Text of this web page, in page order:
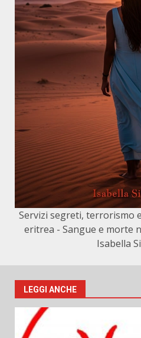
Servizi segreti, terrorismo
eritrea - Sangue e morte
Isabella
LEGGI ANCHE